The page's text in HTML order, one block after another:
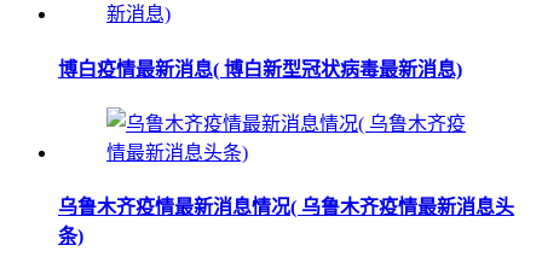
博白疫情最新消息( 博白新型冠状病毒最新消息)
乌鲁木齐疫情最新消息情况( 乌鲁木齐疫情最新消息头
条)